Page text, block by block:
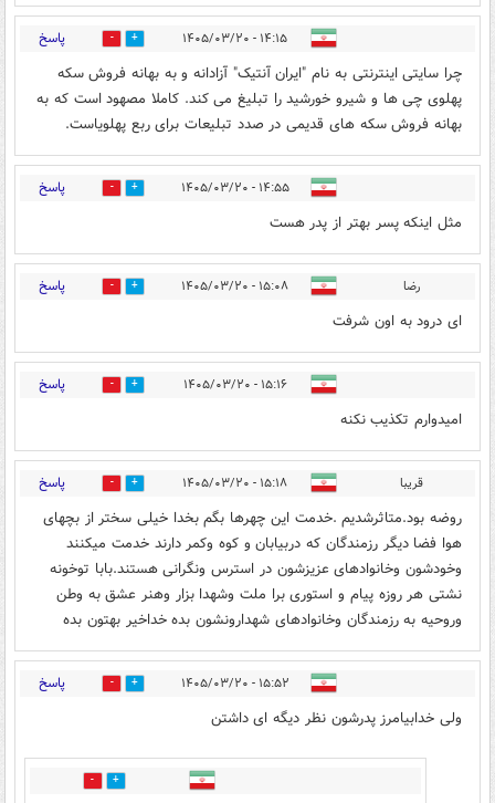
۱۴:۱۵ - ۱۴۰۵/۰۳/۲۰ 2 پاسخ
چرا سایتی اینترنتی به نام "ایران آنتیک" آزادانه و به بهانه فروش سکه
پهلوی چی ها و شیرو خورشید را تبلیغ می کند. کاملا مصهود است که به
بهانه فروش سکه های قدیمی در صدد تبلیعات برای ربع پهلویاست.
۱۴:۵۵ - ۱۴۰۵/۰۳/۲۰ 9 پاسخ
مثل اینکه پسر بهتر از پدر هست
رضا ۱۵:۰۸ - ۱۴۰۵/۰۳/۲۰ 6 پاسخ
ای درود به اون شرفت
۱۵:۱۶ - ۱۴۰۵/۰۳/۲۰ 6 پاسخ
امیدوارم تکذیب نکنه
قریبا ۱۵:۱۸ - ۱۴۰۵/۰۳/۲۰ 0 پاسخ
روضه بود.متاثرشدیم .خدمت این چهرها بگم بخدا خیلی سختر از بچهای
هوا فضا دیگر رزمندگان که دربیابان و کوه وکمر دارند خدمت میکنند
وخودشون وخانوادهای عزیزشون در استرس ونگرانی هستند.بابا توخونه
نشتی هر روزه پیام و استوری برا ملت وشهدا بزار وهنر عشق به وطن
وروحیه به رزمندگان وخانوادهای شهدارونشون بده خداخیر بهتون بده
۱۵:۵۲ - ۱۴۰۵/۰۳/۲۰ 5 پاسخ
ولی خدابیامرز پدرشون نظر دیگه ای داشتن
2